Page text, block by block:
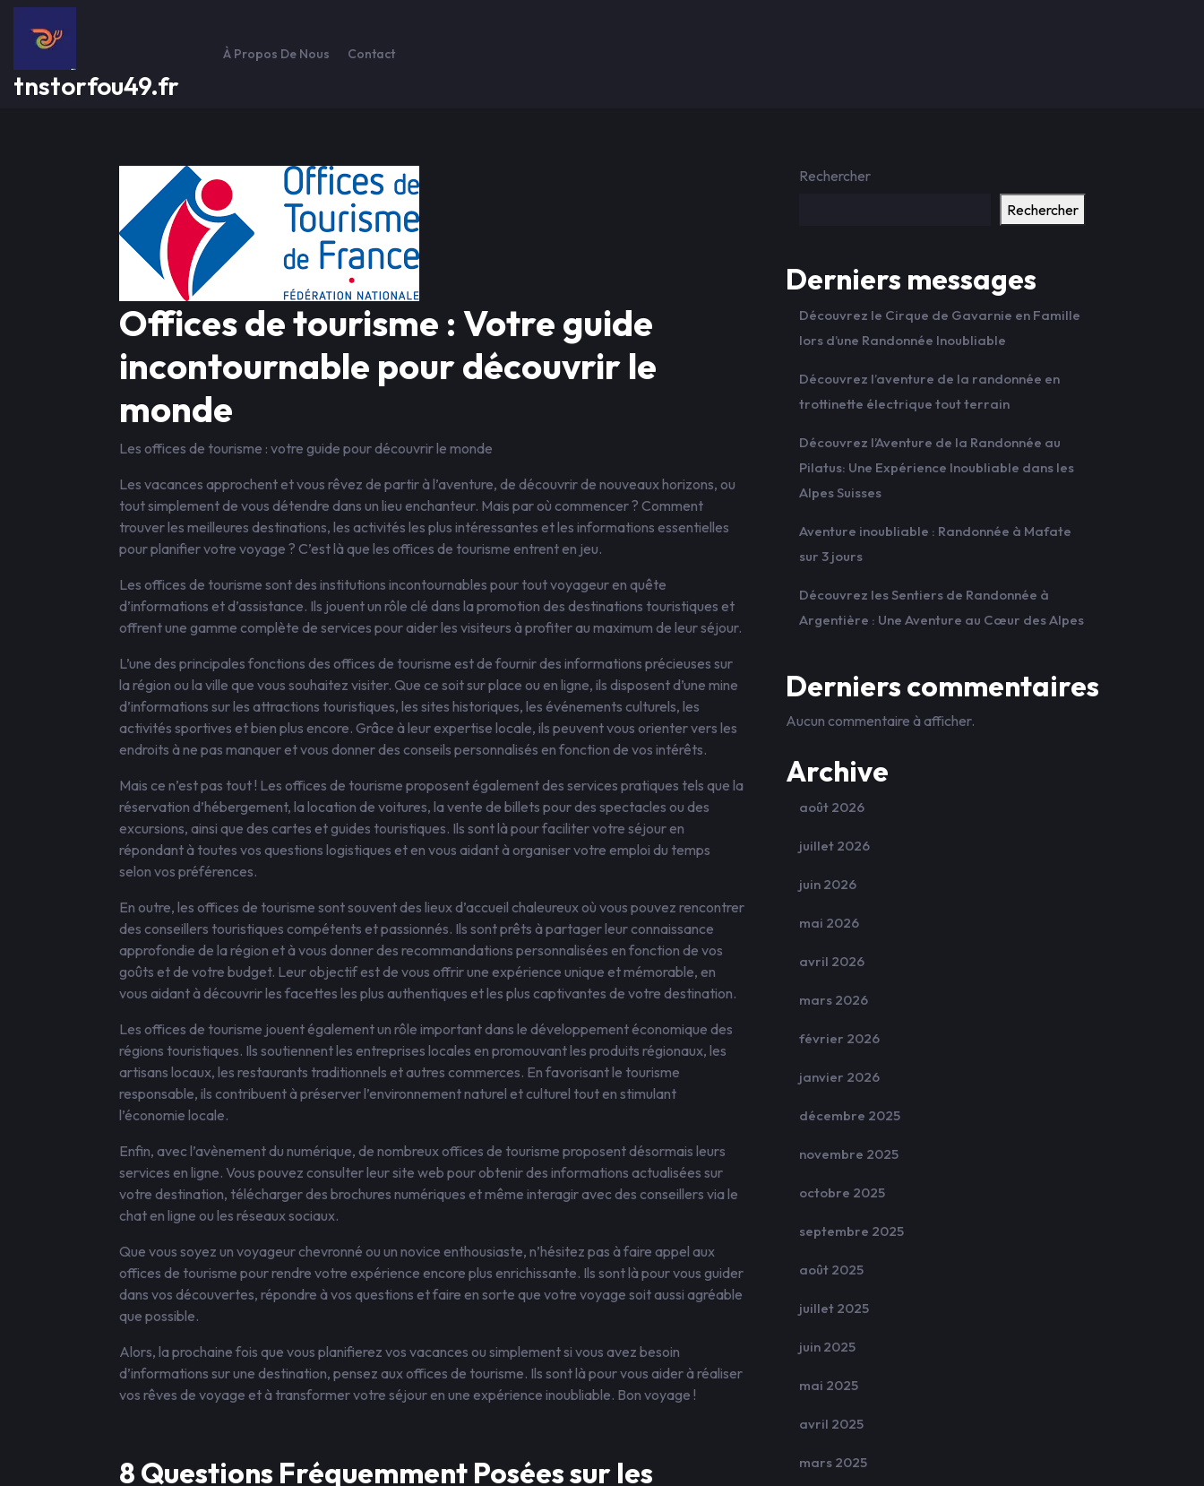
Passer
contenu
tnstorfou49.fr
À Propos De Nous Contact
Offices de tourisme : Votre guide
incontournable pour découvrir le
monde
Les offices de tourisme : votre guide pour découvrir le monde
Les vacances approchent et vous rêvez de partir à l’aventure, de découvrir de nouveaux horizons, ou
tout simplement de vous détendre dans un lieu enchanteur. Mais par où commencer ? Comment
trouver les meilleures destinations, les activités les plus intéressantes et les informations essentielles
pour planifier votre voyage ? C’est là que les offices de tourisme entrent en jeu.
Les offices de tourisme sont des institutions incontournables pour tout voyageur en quête
d’informations et d’assistance. Ils jouent un rôle clé dans la promotion des destinations touristiques et
offrent une gamme complète de services pour aider les visiteurs à profiter au maximum de leur séjour.
L’une des principales fonctions des offices de tourisme est de fournir des informations précieuses sur
la région ou la ville que vous souhaitez visiter. Que ce soit sur place ou en ligne, ils disposent d’une mine
d’informations sur les attractions touristiques, les sites historiques, les événements culturels, les
activités sportives et bien plus encore. Grâce à leur expertise locale, ils peuvent vous orienter vers les
endroits à ne pas manquer et vous donner des conseils personnalisés en fonction de vos intérêts.
Mais ce n’est pas tout ! Les offices de tourisme proposent également des services pratiques tels que la
réservation d’hébergement, la location de voitures, la vente de billets pour des spectacles ou des
excursions, ainsi que des cartes et guides touristiques. Ils sont là pour faciliter votre séjour en
répondant à toutes vos questions logistiques et en vous aidant à organiser votre emploi du temps
selon vos préférences.
En outre, les offices de tourisme sont souvent des lieux d’accueil chaleureux où vous pouvez rencontrer
des conseillers touristiques compétents et passionnés. Ils sont prêts à partager leur connaissance
approfondie de la région et à vous donner des recommandations personnalisées en fonction de vos
goûts et de votre budget. Leur objectif est de vous offrir une expérience unique et mémorable, en
vous aidant à découvrir les facettes les plus authentiques et les plus captivantes de votre destination.
Les offices de tourisme jouent également un rôle important dans le développement économique des
régions touristiques. Ils soutiennent les entreprises locales en promouvant les produits régionaux, les
artisans locaux, les restaurants traditionnels et autres commerces. En favorisant le tourisme
responsable, ils contribuent à préserver l’environnement naturel et culturel tout en stimulant
l’économie locale.
Enfin, avec l’avènement du numérique, de nombreux offices de tourisme proposent désormais leurs
services en ligne. Vous pouvez consulter leur site web pour obtenir des informations actualisées sur
votre destination, télécharger des brochures numériques et même interagir avec des conseillers via le
chat en ligne ou les réseaux sociaux.
Que vous soyez un voyageur chevronné ou un novice enthousiaste, n’hésitez pas à faire appel aux
offices de tourisme pour rendre votre expérience encore plus enrichissante. Ils sont là pour vous guider
dans vos découvertes, répondre à vos questions et faire en sorte que votre voyage soit aussi agréable
que possible.
Alors, la prochaine fois que vous planifierez vos vacances ou simplement si vous avez besoin
d’informations sur une destination, pensez aux offices de tourisme. Ils sont là pour vous aider à réaliser
vos rêves de voyage et à transformer votre séjour en une expérience inoubliable. Bon voyage !
8 Questions Fréquemment Posées sur les
Rechercher
Rechercher
Derniers messages
Découvrez le Cirque de Gavarnie en Famille
lors d’une Randonnée Inoubliable
Découvrez l’aventure de la randonnée en
trottinette électrique tout terrain
Découvrez l’Aventure de la Randonnée au
Pilatus: Une Expérience Inoubliable dans les
Alpes Suisses
Aventure inoubliable : Randonnée à Mafate
sur 3 jours
Découvrez les Sentiers de Randonnée à
Argentière : Une Aventure au Cœur des Alpes
Derniers commentaires
Aucun commentaire à afficher.
Archive
août 2026
juillet 2026
juin 2026
mai 2026
avril 2026
mars 2026
février 2026
janvier 2026
décembre 2025
novembre 2025
octobre 2025
septembre 2025
août 2025
juillet 2025
juin 2025
mai 2025
avril 2025
mars 2025